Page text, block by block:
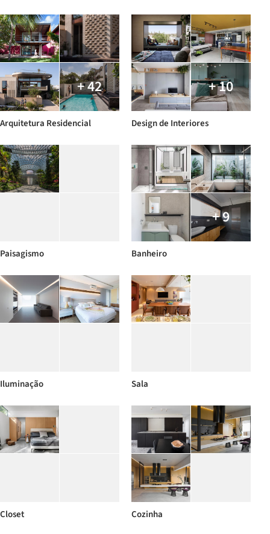
+ 42
Arquitetura Residencial
+ 10
Design de Interiores
Paisagismo
+ 9
Banheiro
Iluminação Sala
Closet Cozinha